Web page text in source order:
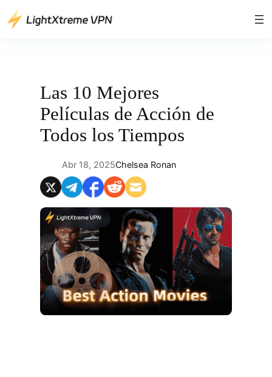
Saltar
Las 10 Mejores
Películas de Acción de
Todos los Tiempos
Abr 18, 2025Chelsea Ronan